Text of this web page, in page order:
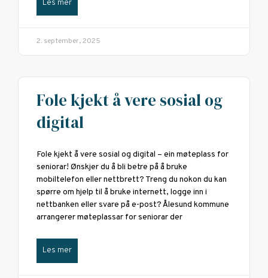
Les mer
2. september, 2025
Fole kjekt å vere sosial og
digital
Fole kjekt å vere sosial og digital – ein møteplass for
seniorar! Ønskjer du å bli betre på å bruke
mobiltelefon eller nettbrett? Treng du nokon du kan
spørre om hjelp til å bruke internett, logge inn i
nettbanken eller svare på e-post? Ålesund kommune
arrangerer møteplassar for seniorar der
Les mer